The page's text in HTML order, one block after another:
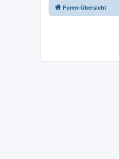
Foren-Übersicht